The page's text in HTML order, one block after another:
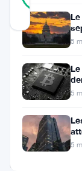
Mis à
Décision
du
Tribunal
Fin
Combat
le
5
5
5